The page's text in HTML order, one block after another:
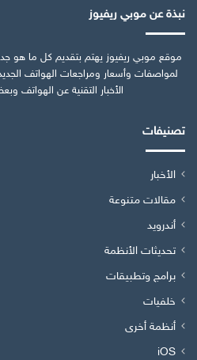
نبذة عن موبي ريفيوز
موقع موبي ريفيوز يهتم بتقديم كل ما هو
لمواصفات وأسعار ومراجعات الهواتف
الأخبار التقنية عن الهواتف
تصنيفات
الأخبار
مقالات متنوعة
أندرويد
تحديثات الأنظمة
برامج وتطبيقات
خلفيات
أنظمة أخرى
iOS